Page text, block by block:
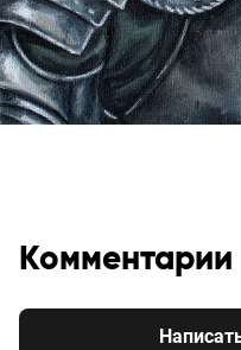
Комментарии